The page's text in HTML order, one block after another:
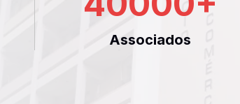
Associados